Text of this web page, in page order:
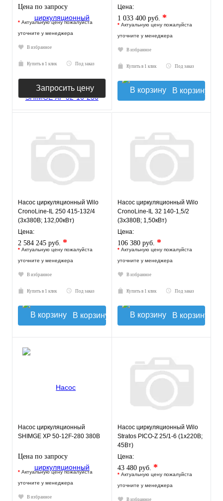
Цена по запросу
* Актуальную цену пожалуйста
уточните у менеджера
В избранное
Купить в 1 клик Под заказ
Запросить цену
Цена:
1 033 400 руб. *
* Актуальную цену пожалуйста
уточните у менеджера
В избранное
Купить в 1 клик Под заказ
В корзину
Насос циркуляционный Wilo
CronoLine-IL 250 415-132/4
(3х380В; 132,00кВт)
Цена:
2 584 245 руб. *
* Актуальную цену пожалуйста
уточните у менеджера
В избранное
Купить в 1 клик Под заказ
В корзину
Насос циркуляционный Wilo
CronoLine-IL 32 140-1,5/2
(3х380В; 1,50кВт)
Цена:
106 380 руб. *
* Актуальную цену пожалуйста
уточните у менеджера
В избранное
Купить в 1 клик Под заказ
В корзину
Насос циркуляционный
SHIMGE XP 50-12F-280 380В
Цена по запросу
* Актуальную цену пожалуйста
уточните у менеджера
В избранное
Насос циркуляционный Wilo
Stratos PICO-Z 25/1-6 (1х220В;
45Вт)
Цена:
43 480 руб. *
* Актуальную цену пожалуйста
уточните у менеджера
В избранное